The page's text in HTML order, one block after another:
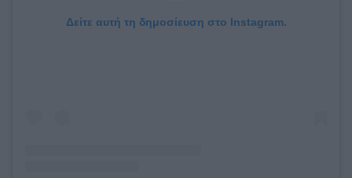
Δείτε αυτή τη δημοσίευση στο Instagram.